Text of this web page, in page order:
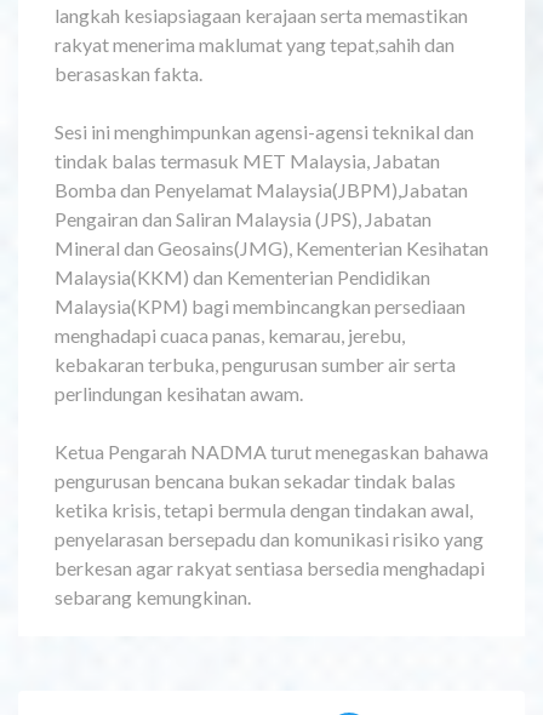
langkah kesiapsiagaan kerajaan serta memastikan
rakyat menerima maklumat yang tepat,sahih dan
berasaskan fakta.
Sesi ini menghimpunkan agensi-agensi teknikal dan
tindak balas termasuk MET Malaysia, Jabatan
Bomba dan Penyelamat Malaysia(JBPM),Jabatan
Pengairan dan Saliran Malaysia (JPS), Jabatan
Mineral dan Geosains(JMG), Kementerian Kesihatan
Malaysia(KKM) dan Kementerian Pendidikan
Malaysia(KPM) bagi membincangkan persediaan
menghadapi cuaca panas, kemarau, jerebu,
kebakaran terbuka, pengurusan sumber air serta
perlindungan kesihatan awam.
Ketua Pengarah NADMA turut menegaskan bahawa
pengurusan bencana bukan sekadar tindak balas
ketika krisis, tetapi bermula dengan tindakan awal,
penyelarasan bersepadu dan komunikasi risiko yang
berkesan agar rakyat sentiasa bersedia menghadapi
sebarang kemungkinan.